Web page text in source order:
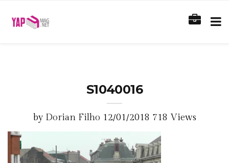
S1040016
by Dorian Filho 12/01/2018 718 Views